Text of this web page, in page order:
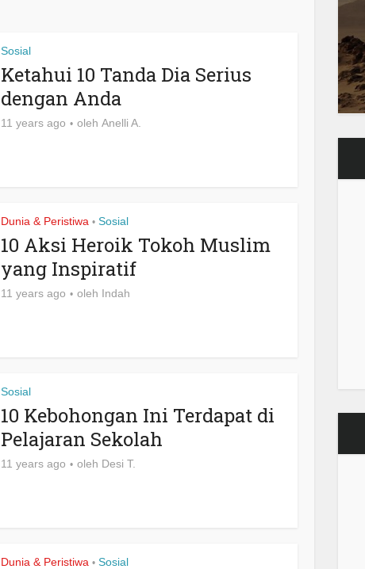
Sosial
Ketahui 10 Tanda Dia Serius
dengan Anda
11 years ago oleh Anelli A.
Dunia & Peristiwa • Sosial
10 Aksi Heroik Tokoh Muslim
yang Inspiratif
11 years ago oleh Indah
Sosial
10 Kebohongan Ini Terdapat di
Pelajaran Sekolah
11 years ago oleh Desi T.
Dunia & Peristiwa • Sosial